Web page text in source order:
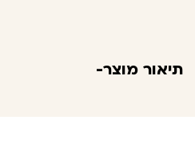
תיאור מוצר-